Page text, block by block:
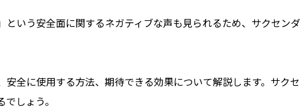
いう安全面に関するネガティブな声も見られるため、サクセン
全に使用する方法、期待できる効果について解説します。サク
しょう。